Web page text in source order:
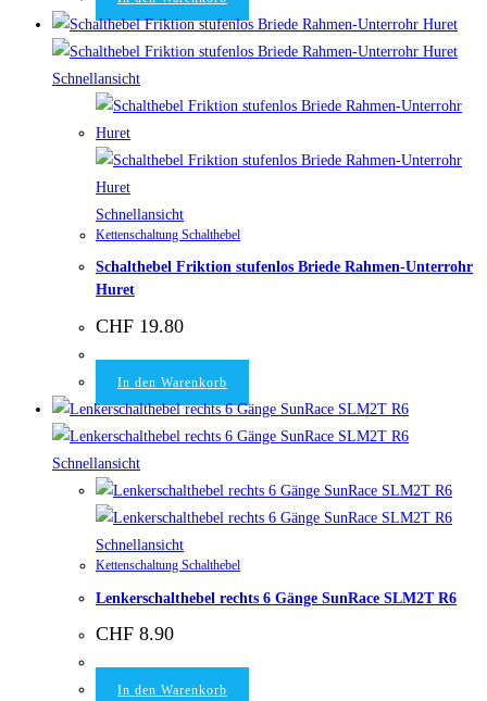
Schnellansicht
Schnellansicht
Kettenschaltung Schalthebel
Schalthebel Friktion stufenlos Briede Rahmen-Unterrohr
Huret
CHF 19.80
In den Warenkorb
Schnellansicht
Schnellansicht
Kettenschaltung Schalthebel
Lenkerschalthebel rechts 6 Gänge SunRace SLM2T R6
CHF 8.90
In den Warenkorb